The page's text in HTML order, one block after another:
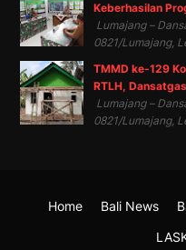
Keberhasilan
Lumajang –
0821/Lumajang,
TMMD ke-129
RTLH,
Lumajang –
0821/Lumajang,
Home Bali News